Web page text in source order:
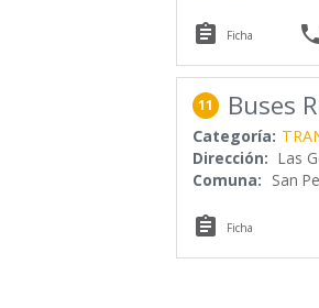
 Ficha
11 Buses
Categoría:
Dirección: Las
Comuna: San
 Ficha